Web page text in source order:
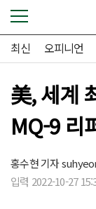
최신 오피니언
美, 세계
MQ-9 리
홍수현 기자
입력 2022-10-27